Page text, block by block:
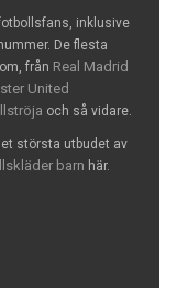
inklusive
De flesta
från Real Madrid
United
och så vidare.
största utbudet av
barn här.